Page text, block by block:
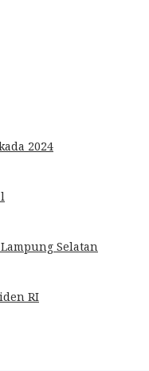
2024
Selatan
RI